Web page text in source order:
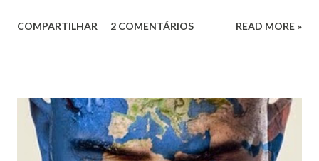
que o abordavam insistentemente. Não recordava nada do
conhecessem e o convidavam a seguir em determinada
direção. Não os poderia acompanhar agora, fosse para
onde fosse, pois antes tinha que procurar pela família. E
COMPARTILHAR 2 COMENTÁRIOS READ MORE »